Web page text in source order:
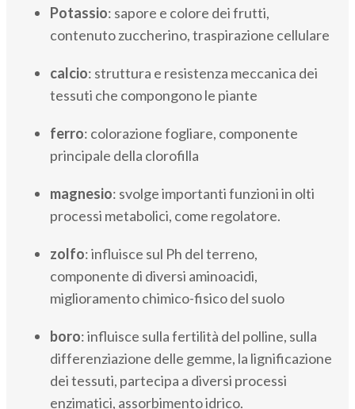
Potassio: sapore e colore dei frutti,
contenuto zuccherino, traspirazione cellulare
calcio: struttura e resistenza meccanica dei
tessuti che compongono le piante
ferro: colorazione fogliare, componente
principale della clorofilla
magnesio: svolge importanti funzioni in olti
processi metabolici, come regolatore.
zolfo: influisce sul Ph del terreno,
componente di diversi aminoacidi,
miglioramento chimico-fisico del suolo
boro: influisce sulla fertilità del polline, sulla
differenziazione delle gemme, la lignificazione
dei tessuti, partecipa a diversi processi
enzimatici, assorbimento idrico.